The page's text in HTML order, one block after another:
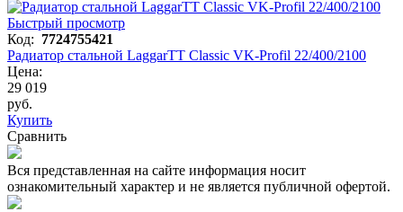
Быстрый просмотр
Код: 7724755421
Радиатор стальной LaggarTT Classic VK-Profil 22/400/2100
Цена:
29 019
руб.
Купить
Сравнить
Вся представленная на сайте информация носит
ознакомительный характер и не является публичной офертой.